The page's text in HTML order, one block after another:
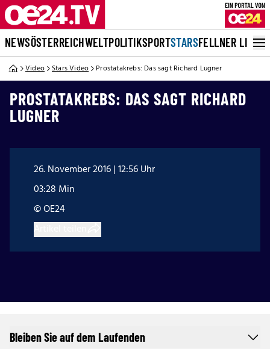
NEWSÖSTERREICHWELTPOLITIKSPORTSTARSFELLNER LIVE
Video Stars Video Prostatakrebs: Das sagt Richard Lugner
PROSTATAKREBS: DAS SAGT RICHARD
LUGNER
26. November 2016 | 12:56 Uhr
03:28 Min
© OE24
Bleiben Sie auf dem Laufenden